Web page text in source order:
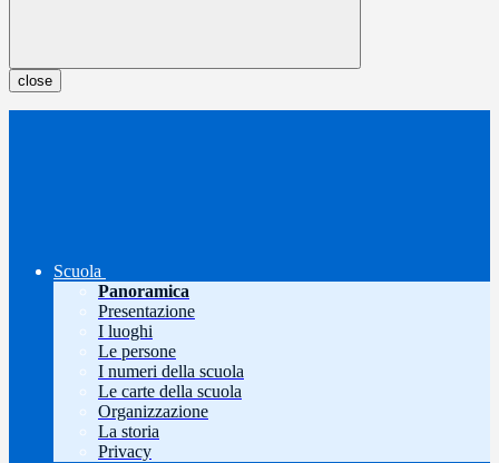
close
Scuola
Panoramica
Presentazione
I luoghi
Le persone
I numeri della scuola
Le carte della scuola
Organizzazione
La storia
Privacy